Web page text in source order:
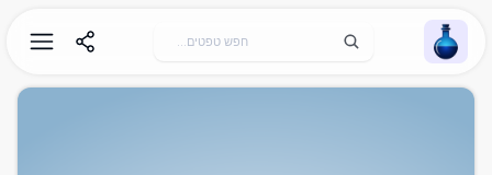
Wallpaper Alchemy